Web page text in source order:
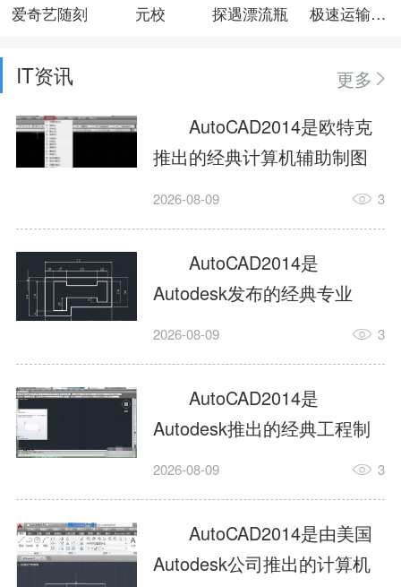
爱奇艺随刻 元校 探遇漂流瓶 极速运输英雄
IT资讯
更多
AutoCAD2014是欧特克
推出的经典计算机辅助制图
工具，主打稳定2D施工图绘
行业工程设计。版本新增图
纸标签页、实景地理地图、
协同设计交流模块，优化命
令行智能纠错与图层批量管
理，支持Win8触屏操作、点
云扫描数据导入，兼容各类
DWG图纸格式，文件互通...
2026-08-09 3
AutoCAD2014是
Autodesk发布的经典专业
CAD制图设计软件，是工程
绘图工具。软件专注精准二
维绘图、图纸编辑、参数化
设计及基础三维建模，广泛
应用于建筑设计、机械制
造、土木工程、室内设计等
多个行业。软件优化绘图流
畅度与文件兼容性，支持参
2026-08-09 3
AutoCAD2014是
Autodesk推出的经典工程制
图设计软件，主打高效精准
建模作业，适配建筑、机
械、市政、室内设计等多行
业场景。软件优化运行机制
2026-08-09 3
AutoCAD2014是由美国
Autodesk公司推出的计算机